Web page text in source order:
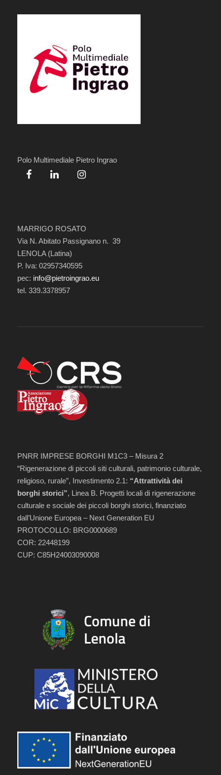
Polo Multimediale Pietro Ingrao
MARRIGO ROSATO
Via N. Abitato Passignano n. 39
LENOLA (Latina)
P. Iva: 02957340595
pec: info@pietroingrao.eu
tel. 339.3378957
PNRR IMPRESE BORGHI M1C3 – Misura 2
“Rigenerazione di piccoli siti culturali, patrimonio culturale,
religioso, rurale”, Investimento 2.1: “Attrattività dei
borghi storici”, Linea B. Progetti locali di rigenerazione
culturale e sociale dei piccoli borghi storici, finanziato
dall’Unione Europea – Next Generation EU
PROTOCOLLO: BRG0000689
COR: 22448199
CUP: C85H24003090008